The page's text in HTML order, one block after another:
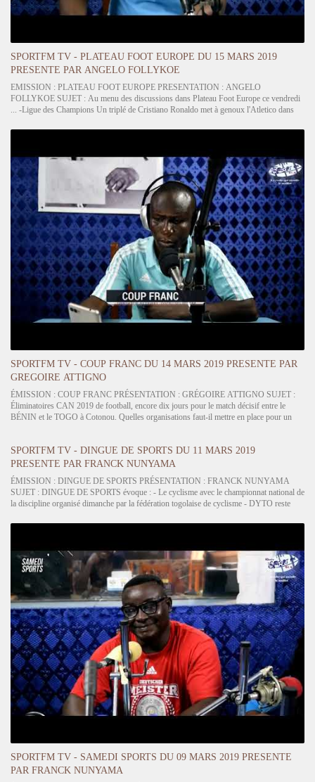
SPORTFM TV - PLATEAU FOOT EUROPE DU 15 MARS 2019
PRESENTE PAR ANGELO FOLLYKOE
EMISSION : PLATEAU FOOT EUROPE PRESENTATION : ANGELO
FOLLYKOE SUJET : Au menu des discussions dans Plateau Foot Europe ce vendredi
... -Ligue des Champions Un triplé de Cristiano Ronaldo met à genoux l'Atletico dans
un…
SPORTFM TV - COUP FRANC DU 14 MARS 2019 PRESENTE PAR
GREGOIRE ATTIGNO
ÉMISSION : COUP FRANC PRÉSENTATION : GRÉGOIRE ATTIGNO SUJET :
Éliminatoires CAN 2019 de football, encore dix jours pour le match décisif entre le
BÉNIN et le TOGO à Cotonou. Quelles organisations faut-il mettre en place pour un
SPORTFM TV - DINGUE DE SPORTS DU 11 MARS 2019
PRESENTE PAR FRANCK NUNYAMA
ÉMISSION : DINGUE DE SPORTS PRÉSENTATION : FRANCK NUNYAMA
SUJET : DINGUE DE SPORTS évoque : - Le cyclisme avec le championnat national de
la discipline organisé dimanche par la fédération togolaise de cyclisme - DYTO reste
SPORTFM TV - SAMEDI SPORTS DU 09 MARS 2019 PRESENTE
PAR FRANCK NUNYAMA